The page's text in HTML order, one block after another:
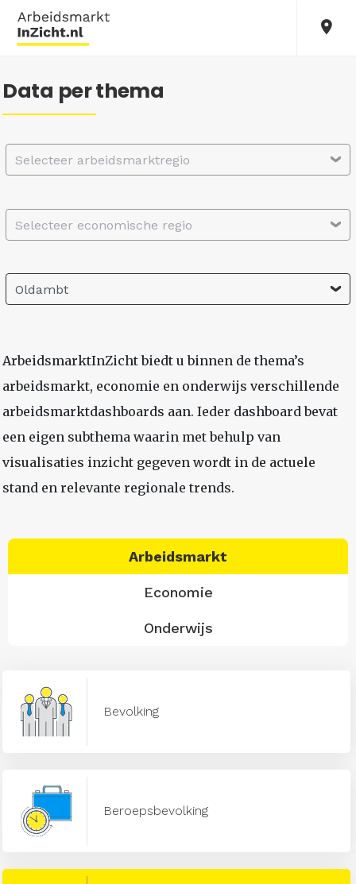
Data per thema
Selecteer arbeidsmarktregio
Selecteer economische regio
Oldambt
ArbeidsmarktInZicht biedt u binnen de thema’s
arbeidsmarkt, economie en onderwijs verschillende
arbeidsmarktdashboards aan. Ieder dashboard bevat
een eigen subthema waarin met behulp van
visualisaties inzicht gegeven wordt in de actuele
stand en relevante regionale trends.
Arbeidsmarkt
Economie
Onderwijs
Bevolking
Beroepsbevolking